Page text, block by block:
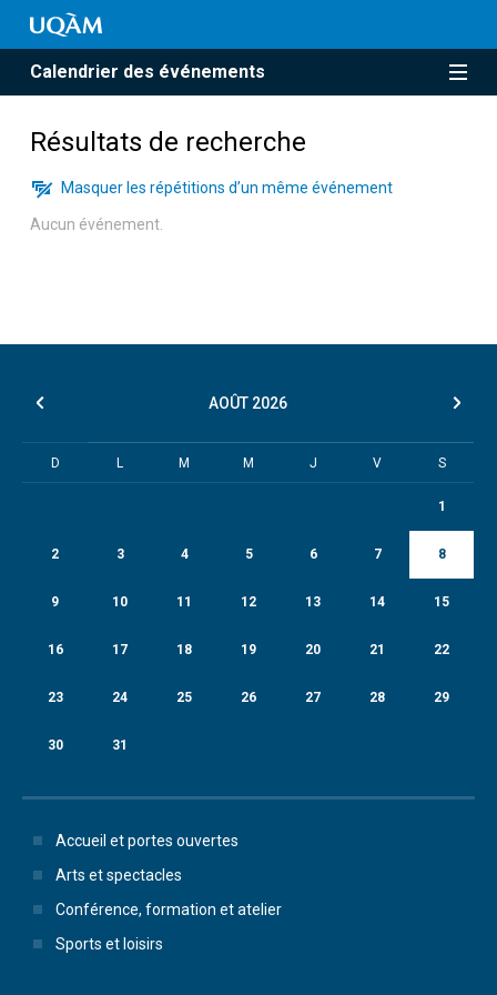
Calendrier des événements
Résultats de recherche
Masquer les répétitions d’un même événement
Aucun événement.
AOÛT 2026
D L M M J V S
1
2 3 4 5 6 7 8
9 10 11 12 13 14 15
16 17 18 19 20 21 22
23 24 25 26 27 28 29
30 31
Accueil et portes ouvertes
Arts et spectacles
Conférence, formation et atelier
Sports et loisirs